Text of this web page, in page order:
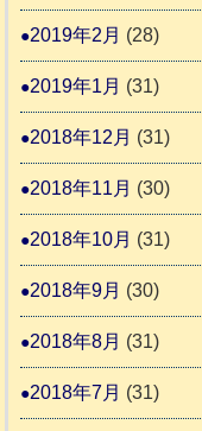
2019年2月 (28)
2019年1月 (31)
2018年12月 (31)
2018年11月 (30)
2018年10月 (31)
2018年9月 (30)
2018年8月 (31)
2018年7月 (31)